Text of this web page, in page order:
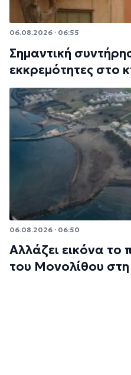
06.08.2026 · 06:55
Σημαντική
εκκρεμότητες στο
06.08.2026 · 06:50
Αλλάζει εικόνα
του Μονολίθου στη